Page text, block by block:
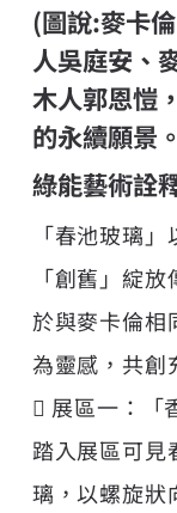
(圖說:麥卡
人吳庭安、
木人郭恩愷
的永續願景
綠能藝術詮
「春池玻璃
「創舊」綻
於與麥卡倫相
為靈感，共創
 展區一：「
踏入展區可見
璃，以螺旋狀